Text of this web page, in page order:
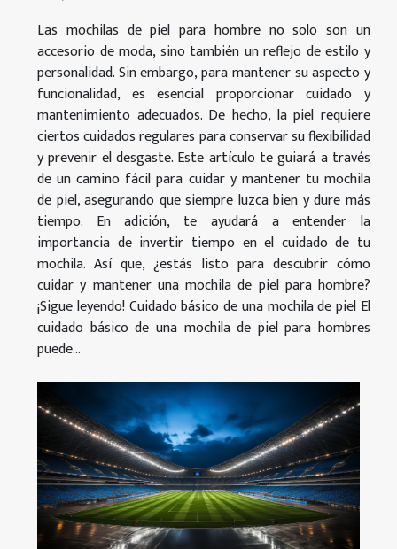
Las mochilas de piel para hombre no solo son un
accesorio de moda, sino también un reflejo de estilo y
personalidad. Sin embargo, para mantener su aspecto y
funcionalidad, es esencial proporcionar cuidado y
mantenimiento adecuados. De hecho, la piel requiere
ciertos cuidados regulares para conservar su flexibilidad
y prevenir el desgaste. Este artículo te guiará a través
de un camino fácil para cuidar y mantener tu mochila
de piel, asegurando que siempre luzca bien y dure más
tiempo. En adición, te ayudará a entender la
importancia de invertir tiempo en el cuidado de tu
mochila. Así que, ¿estás listo para descubrir cómo
cuidar y mantener una mochila de piel para hombre?
¡Sigue leyendo! Cuidado básico de una mochila de piel El
cuidado básico de una mochila de piel para hombres
puede...